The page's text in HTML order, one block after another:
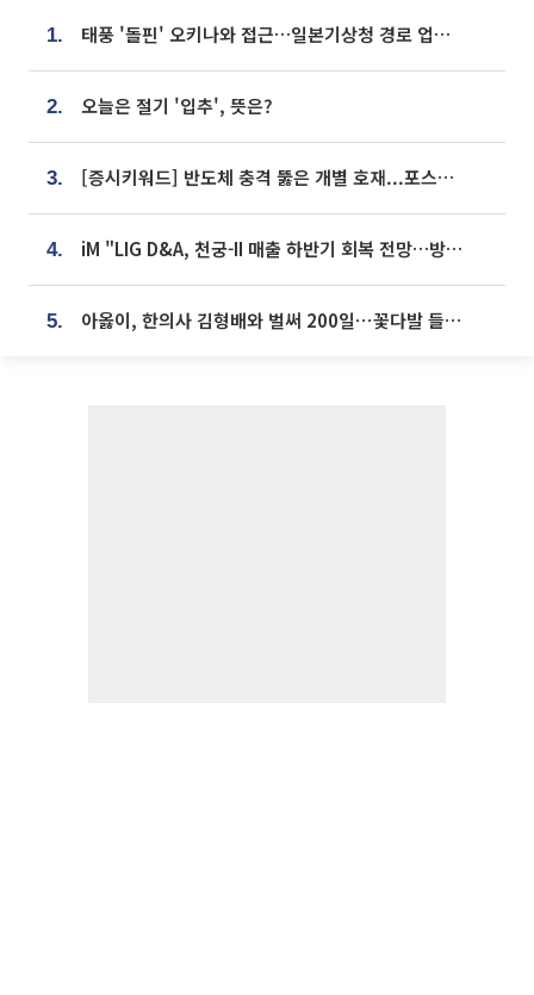
1. 태풍 '돌핀' 오키나와 접근…일본기상청 경로 업데이트
2. 오늘은 절기 '입추', 뜻은?
3. [증시키워드] 반도체 충격 뚫은 개별 호재...포스코퓨처엠·에코프로·한화솔루션 '눈길'
4. iM "LIG D&A, 천궁-II 매출 하반기 회복 전망…방산 톱픽 유지"
5. 아옳이, 한의사 김형배와 벌써 200일⋯꽃다발 들고 "프러포즈 아냐"